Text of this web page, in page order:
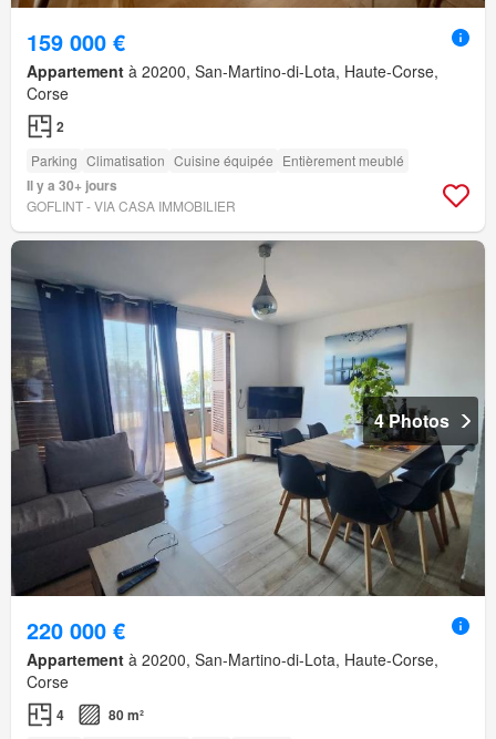
159 000 €
Appartement à 20200, San-Martino-di-Lota, Haute-Corse,
Corse
2
Parking Climatisation Cuisine équipée Entièrement meublé
Il y a 30+ jours
GOFLINT - VIA CASA IMMOBILIER
4 Photos
220 000 €
Appartement à 20200, San-Martino-di-Lota, Haute-Corse,
Corse
4 80 m²